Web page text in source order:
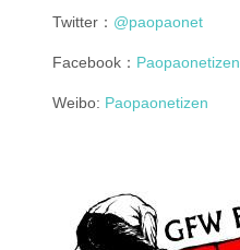
Twitter： @paopaonet
Facebook： Paopaonetizen
Weibo: Paopaonetizen
gfw_blog_small.jpg